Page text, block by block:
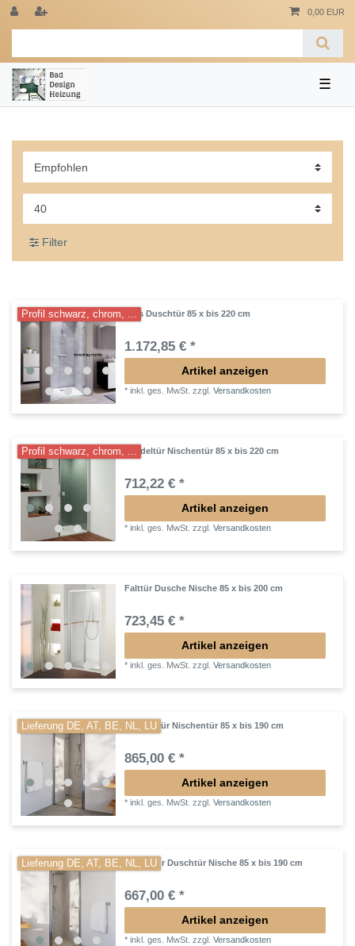
0,00 EUR
☰
Filter
Profil schwarz, chrom, ...Glas Duschtür 85 x bis 220 cm
1.172,85 € *
Artikel anzeigen
*inkl. ges. MwSt. zzgl.Versandkosten
Profil schwarz, chrom, ...Pendeltür Nischentür 85 x bis 220 cm
712,22 € *
Artikel anzeigen
*inkl. ges. MwSt. zzgl.Versandkosten
Falttür Dusche Nische 85 x bis 200 cm
723,45 € *
Artikel anzeigen
*inkl. ges. MwSt. zzgl.Versandkosten
Lieferung DE, AT, BE, NL, LUDrehfalttür Nischentür 85 x bis 190 cm
865,00 € *
Artikel anzeigen
*inkl. ges. MwSt. zzgl.Versandkosten
Lieferung DE, AT, BE, NL, LUPendeltür Duschtür Nische 85 x bis 190 cm
667,00 € *
Artikel anzeigen
*inkl. ges. MwSt. zzgl.Versandkosten